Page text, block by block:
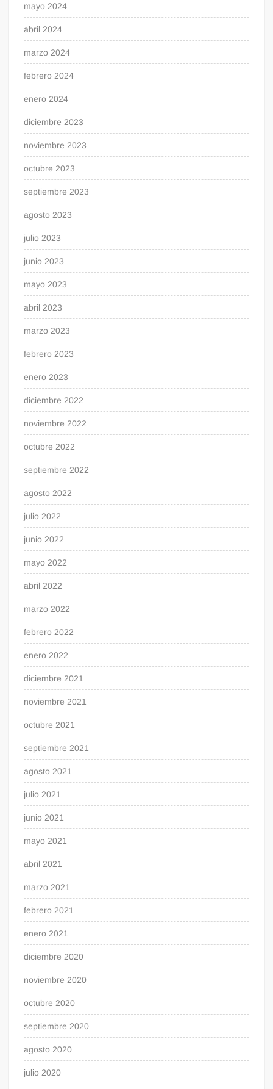
mayo 2024
abril 2024
marzo 2024
febrero 2024
enero 2024
diciembre 2023
noviembre 2023
octubre 2023
septiembre 2023
agosto 2023
julio 2023
junio 2023
mayo 2023
abril 2023
marzo 2023
febrero 2023
enero 2023
diciembre 2022
noviembre 2022
octubre 2022
septiembre 2022
agosto 2022
julio 2022
junio 2022
mayo 2022
abril 2022
marzo 2022
febrero 2022
enero 2022
diciembre 2021
noviembre 2021
octubre 2021
septiembre 2021
agosto 2021
julio 2021
junio 2021
mayo 2021
abril 2021
marzo 2021
febrero 2021
enero 2021
diciembre 2020
noviembre 2020
octubre 2020
septiembre 2020
agosto 2020
julio 2020